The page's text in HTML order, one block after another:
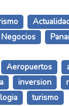
Negocios
Aeropuertos
inversion
turismo